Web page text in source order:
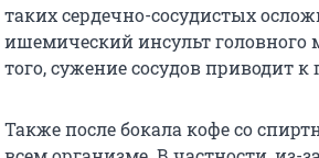
таких сердечно-сосудистых
ишемический инсульт головного
того, сужение сосудов приводит к
Также после бокала кофе со